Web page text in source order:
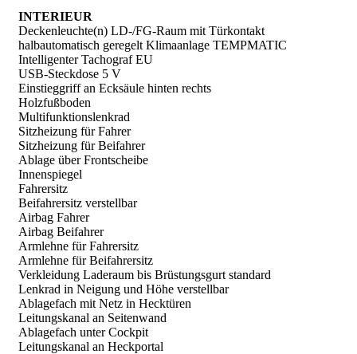
INTERIEUR
Deckenleuchte(n) LD-/FG-Raum mit Türkontakt
halbautomatisch geregelt Klimaanlage TEMPMATIC
Intelligenter Tachograf EU
USB-Steckdose 5 V
Einstieggriff an Ecksäule hinten rechts
Holzfußboden
Multifunktionslenkrad
Sitzheizung für Fahrer
Sitzheizung für Beifahrer
Ablage über Frontscheibe
Innenspiegel
Fahrersitz
Beifahrersitz verstellbar
Airbag Fahrer
Airbag Beifahrer
Armlehne für Fahrersitz
Armlehne für Beifahrersitz
Verkleidung Laderaum bis Brüstungsgurt standard
Lenkrad in Neigung und Höhe verstellbar
Ablagefach mit Netz in Hecktüren
Leitungskanal an Seitenwand
Ablagefach unter Cockpit
Leitungskanal an Heckportal